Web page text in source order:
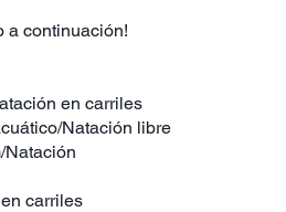
a continuación!
en carriles
Natación libre
Natación
carriles